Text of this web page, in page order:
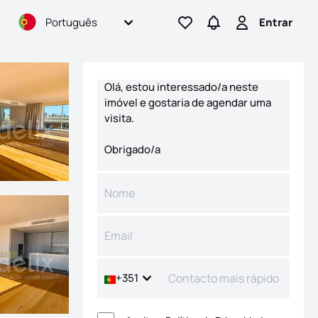
Português Ir para os favoritos
Ir para pesquisas
Entrar
Entrar
+351